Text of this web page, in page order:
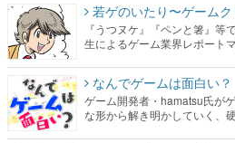
若ゲのいたり〜ゲーム
『うつヌケ』『ペンと箸』等
生によるゲーム業界レポートマ
なんでゲームは面白い？
ゲーム開発者・hamatsu氏が
な形から解き明かしていく、